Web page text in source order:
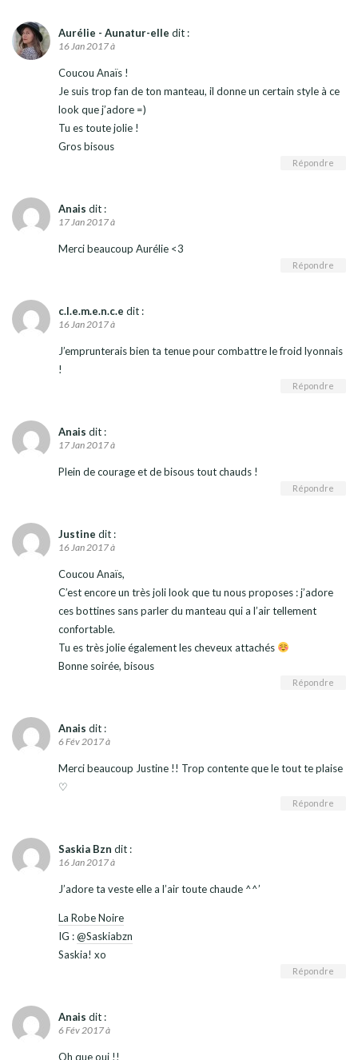
Aurélie - Aunatur-elle dit :
16 Jan 2017 à
Coucou Anaïs !
Je suis trop fan de ton manteau, il donne un certain style à ce
look que j’adore =)
Tu es toute jolie !
Gros bisous
Répondre
Anais dit :
17 Jan 2017 à
Merci beaucoup Aurélie <3
Répondre
c.l.e.m.e.n.c.e dit :
16 Jan 2017 à
J’emprunterais bien ta tenue pour combattre le froid lyonnais
!
Répondre
Anais dit :
17 Jan 2017 à
Plein de courage et de bisous tout chauds !
Répondre
Justine dit :
16 Jan 2017 à
Coucou Anaïs,
C’est encore un très joli look que tu nous proposes : j’adore
ces bottines sans parler du manteau qui a l’air tellement
confortable.
Tu es très jolie également les cheveux attachés
Bonne soirée, bisous
Répondre
Anais dit :
6 Fév 2017 à
Merci beaucoup Justine !! Trop contente que le tout te plaise
♡
Répondre
Saskia Bzn dit :
16 Jan 2017 à
J’adore ta veste elle a l’air toute chaude ^^’
La Robe Noire
IG :@Saskiabzn
Saskia! xo
Répondre
Anais dit :
6 Fév 2017 à
Oh que oui !!